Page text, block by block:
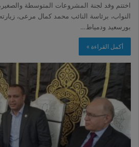
اختتم وفد لجنة المشروعات المتوسطة
النواب، برئاسة النائب محمد كمال مرعى،
بورسعيد ودمياط…
أكمل القراءة »